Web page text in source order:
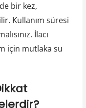
bir kez,
Kullanım süresi
İlacı
için mutlaka su